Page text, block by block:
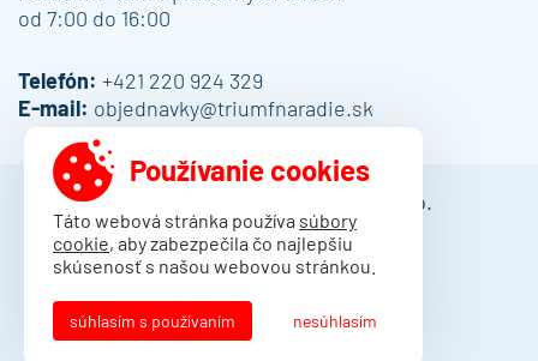
od 7:00 do 16:00
Telefón: +421 220 924 329
E-mail: objednavky@triumfnaradie.sk
© 2013 - 2026 DAMO Slovakia s.r.o.
Obchodné podmienky
Dodacie podmienky
Ochrana osobných údajov
Kontakt
Používanie cookies
Táto webová stránka používa súbory
cookie, aby zabezpečila čo najlepšiu
skúsenosť s našou webovou stránkou.
súhlasím s používaním nesúhlasím